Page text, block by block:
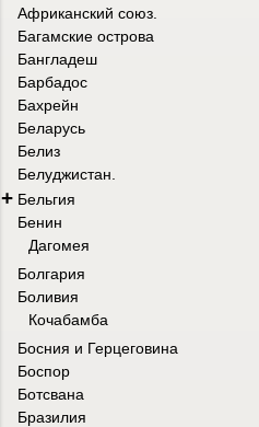
Африканский союз.
Багамские острова
Бангладеш
Барбадос
Бахрейн
Беларусь
Белиз
Белуджистан.
+ Бельгия
Бенин
Дагомея
Болгария
Боливия
Кочабамба
Босния и Герцеговина
Боспор
Ботсвана
Бразилия